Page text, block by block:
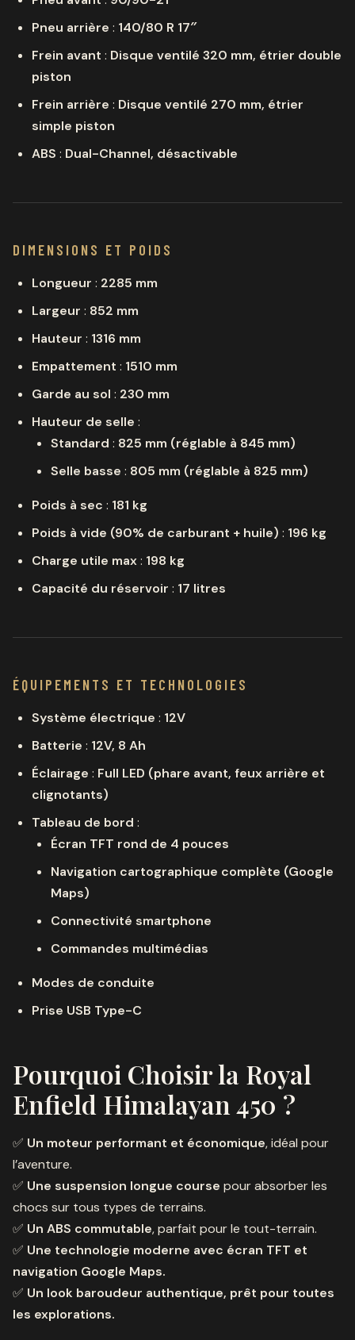
Pneu arrière : 140/80 R 17″
Frein avant : Disque ventilé 320 mm, étrier double
piston
Frein arrière : Disque ventilé 270 mm, étrier
simple piston
ABS : Dual-Channel, désactivable
DIMENSIONS ET POIDS
Longueur : 2285 mm
Largeur : 852 mm
Hauteur : 1316 mm
Empattement : 1510 mm
Garde au sol : 230 mm
Hauteur de selle :
Standard : 825 mm (réglable à 845 mm)
Selle basse : 805 mm (réglable à 825 mm)
Poids à sec : 181 kg
Poids à vide (90% de carburant + huile) : 196 kg
Charge utile max: 198 kg
Capacité du réservoir : 17 litres
ÉQUIPEMENTS ET TECHNOLOGIES
Système électrique : 12V
Batterie : 12V, 8 Ah
Éclairage : Full LED (phare avant, feux arrière et
clignotants)
Tableau de bord :
Écran TFT rond de 4 pouces
Navigation cartographique complète (Google
Maps)
Connectivité smartphone
Commandes multimédias
Modes de conduite
Prise USB Type-C
Pourquoi Choisir la Royal
Enfield Himalayan 450 ?
✅ Un moteur performant et économique, idéal pour
l’aventure.
✅ Une suspension longue course pour absorber les
chocs sur tous types de terrains.
✅ Un ABS commutable, parfait pour le tout-terrain.
✅ Une technologie moderne avec écran TFT et
navigation Google Maps.
✅ Un look baroudeur authentique, prêt pour toutes
les explorations.